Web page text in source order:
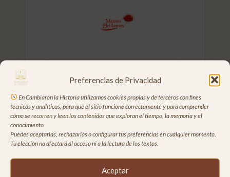
Preferencias de Privacidad
En Cambiaron la Historia utilizamos cookies propias y de terceros con fines
técnicos y analíticos, para que el sitio funcione correctamente y para comprender
cómo se recorren y leen los contenidos que exploran el tiempo, la memoria y el
conocimiento.
Puedes aceptarlas, rechazarlas o configurar tus preferencias en cualquier momento.
Tu elección no afectará al acceso ni a la lectura de los textos.
Aceptar
Ideas que cambiaron el rumbo
Personas que pensaron distinto…